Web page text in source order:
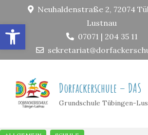
Open toolbar
Neuhaldenstraße 2, 72074
Lustnau
07071 | 204 35 11
Dorfackerschule – DAS
Grundschule Tübingen-